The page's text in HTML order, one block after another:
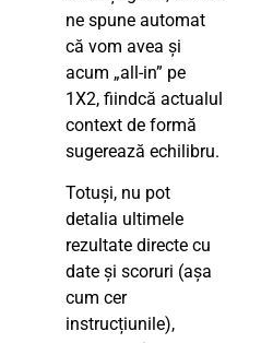
ne spune automat
că vom avea și
acum „all-in” pe
1X2, fiindcă actualul
context de formă
sugerează echilibru.
Totuși, nu pot
detalia ultimele
rezultate directe cu
date și scoruri (așa
cum cer
instrucțiunile),